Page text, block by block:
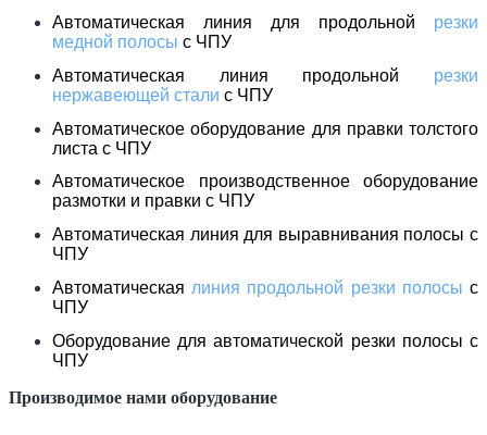
Автоматическая линия для продольной резки
медной полосы с ЧПУ
Автоматическая линия продольной резки
нержавеющей стали с ЧПУ
Автоматическое оборудование для правки толстого
листа с ЧПУ
Автоматическое производственное оборудование
размотки и правки с ЧПУ
Автоматическая линия для выравнивания полосы с
ЧПУ
Автоматическая линия продольной резки полосы с
ЧПУ
Оборудование для автоматической резки полосы с
ЧПУ
Производимое нами оборудование